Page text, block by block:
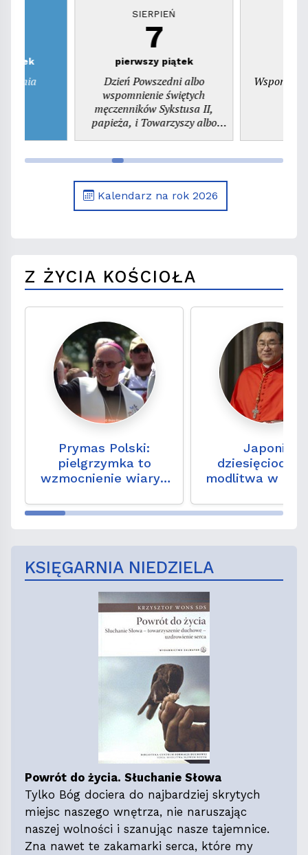
SIERPIEŃ
7
pierwszy piątek
Dzień Powszedni albo
wspomnienie świętych
męczenników Sykstusa II,
papieża, i Towarzyszy albo
Kalendarz na rok 2026
Z ŻYCIA KOŚCIOŁA
Prymas Polski:
pielgrzymka to
wzmocnienie wiary i
codzienność
Japonia:
modlitwa w
Hiroszimy i
KSIĘGARNIA NIEDZIELA
Powrót do życia. Słuchanie Słowa
Tylko Bóg dociera do najbardziej skrytych
miejsc naszego wnętrza, nie naruszając
naszej wolności i szanując nasze tajemnice.
Zna nawet te zakamarki serca, które my